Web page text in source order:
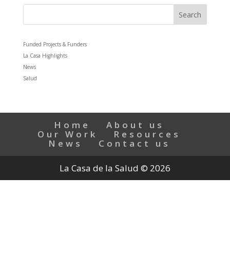
Search
Funded Projects & Funders
La Casa Highlights
News
Salud
Home About us
Our Work Resources
News Contact us
La Casa de la Salud © 2026